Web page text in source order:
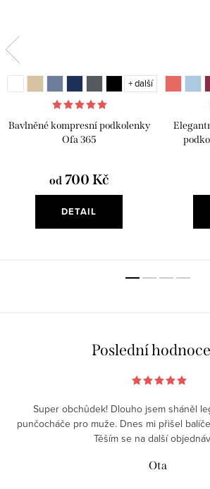
Bavlněné kompresní podkolenky
Ofa 365
od700 Kč
DETAIL
+ další
Poslední
Super obchůdek! Dlouho jsem sháněl
punčocháče pro muže. Dnes mi přišel
Těším se na další
Ota